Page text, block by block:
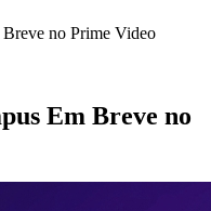
no Prime Video
Em Breve no